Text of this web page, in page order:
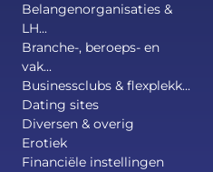
Belangenorganisaties &
LH...
Branche-, beroeps- en
vak...
Businessclubs & flexplekk...
Dating sites
Diversen & overig
Erotiek
Financiële instellingen